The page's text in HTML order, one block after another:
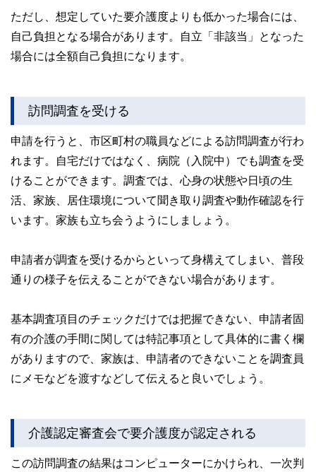
ただし、想定していた要介護度よりも低かった場合には、
自己負担となる場合があります。自立「非該当」となった
場合には全額自己負担になります。
訪問調査を受ける
申請を行うと、市区町村の職員などによる訪問調査が行わ
れます。自宅だけではなく、病院（入院中）でも調査を受
けることができます。調査では、心身の状態や日頃の生
活、家族、居住環境について聞き取り調査や動作確認を行
います。家族も立ち会うようにしましょう。
申請者が調査を受けるからといって身構えてしまい、普段
通りの様子を伝えることができない場合があります。
基本調査項目のチェックだけでは把握できない、申請者固
有の介護の手間に関しては特記事項として具体的に書く欄
がありますので、家族は、申請者のできないことを調査員
にメモなどを渡すなどして伝えると良いでしょう。
介護認定審査会で要介護度が認定される
この訪問調査の結果はコンピューターにかけられ、一次判